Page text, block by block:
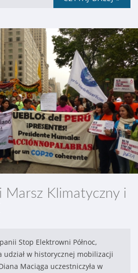
Marsz Klimatyczny i
Stop Elektrowni Północ,
udział w historycznej mobilizacji
Maciąga uczestniczyła w